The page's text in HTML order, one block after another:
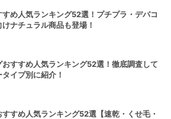
め人気ランキング52選！プチプラ・デパコ
ナチュラル商品も登場！
おすすめ人気ランキング52選！徹底調査して
イプ別に紹介！
すすめ人気ランキング52選【速乾・くせ毛・